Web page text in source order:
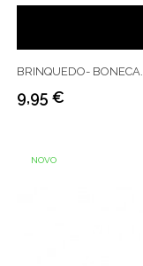
BRINQUEDO- BONECA...
Preço
9,95 €
NOVO